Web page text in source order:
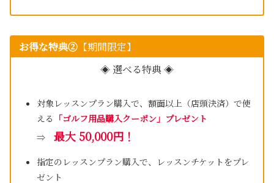
お得な特典➁【期間限定】
◈ 選べる特典 ◈
対象レッスンプラン購入で、額面以上（店頭決済）で使
える 「ゴルフ用品購入クーポン」プレゼント
⇒ 最大 50,000円！
指定のレッスンプラン購入で、レッスンチケットをプレ
ゼント